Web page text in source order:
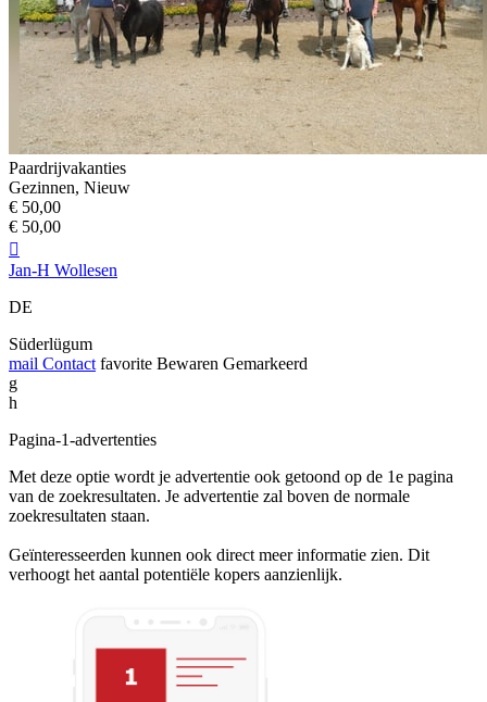
Paardrijvakanties
Gezinnen, Nieuw
€ 50,00
€ 50,00

Jan-H Wollesen
DE
Süderlügum
mail Contact favorite Bewaren Gemarkeerd
g
h
Pagina-1-advertenties
Met deze optie wordt je advertentie ook getoond op de 1e pagina
van de zoekresultaten. Je advertentie zal boven de normale
zoekresultaten staan.
Geïnteresseerden kunnen ook direct meer informatie zien. Dit
verhoogt het aantal potentiële kopers aanzienlijk.